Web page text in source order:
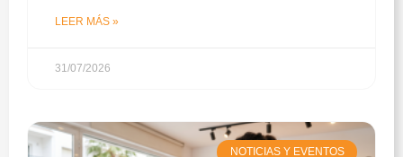
LEER MÁS »
31/07/2026
NOTICIAS Y EVENTOS